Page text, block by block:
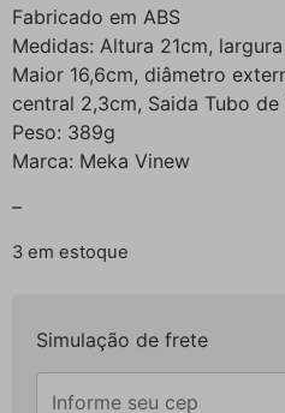
Fabricado em ABS
Medidas: Altura 21cm,
Maior 16,6cm, diâmetro
central 2,3cm, Saida Tubo de
Peso: 389g
Marca: Meka Vinew
–
3 em estoque
Simulação de frete